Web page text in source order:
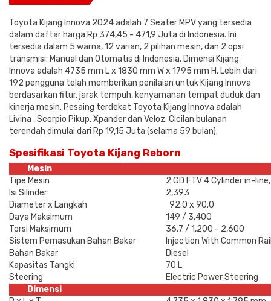
Toyota Kijang Innova 2024 adalah 7 Seater MPV yang tersedia
dalam daftar harga Rp 374,45 - 471,9 Juta di Indonesia. Ini
tersedia dalam 5 warna, 12 varian, 2 pilihan mesin, dan 2 opsi
transmisi: Manual dan Otomatis di Indonesia. Dimensi Kijang
Innova adalah 4735 mm L x 1830 mm W x 1795 mm H. Lebih dari
192 pengguna telah memberikan penilaian untuk Kijang Innova
berdasarkan fitur, jarak tempuh, kenyamanan tempat duduk dan
kinerja mesin. Pesaing terdekat Toyota Kijang Innova adalah
Livina , Scorpio Pikup, Xpander dan Veloz. Cicilan bulanan
terendah dimulai dari Rp 19,15 Juta (selama 59 bulan).
Spesifikasi Toyota Kijang Reborn
Mesin
Tipe Mesin
2 GD FTV 4 Cylinder in-
Isi Silinder
2,393
Diameter x Langkah
92.0 x 90.0
Daya Maksimum
149 / 3,400
Torsi Maksimum
36.7 / 1,200 - 2,600
Sistem Pemasukan Bahan Bakar
Injection With Common
Bahan Bakar
Diesel
Kapasitas Tangki
70 L
Steering
Electric Power Steering
Dimensi